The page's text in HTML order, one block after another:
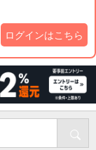
ログインはこちら